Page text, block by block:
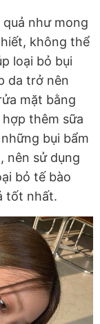
như mong
không thể
loại bỏ bụi
da trở nên
mặt bằng
thêm sữa
bụi bẩm
nên sử dụng
bỏ tế bào
tốt nhất.